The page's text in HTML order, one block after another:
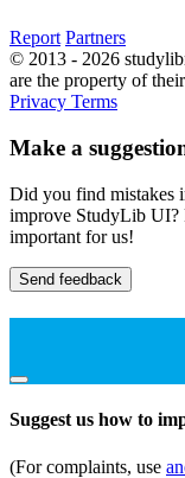
Report Partners
© 2013 - 2026
are the property of
Privacy Terms
Make a
Did you find mistakes
improve StudyLib UI?
important for us!
Send feedback
Suggest us how to
(For complaints, use